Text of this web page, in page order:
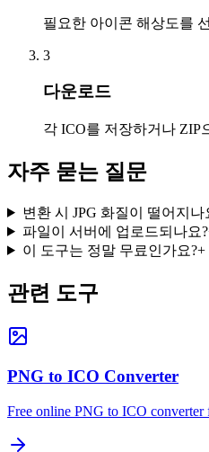
필요한 아이콘 해상도를
3
다운로드
각 ICO를 저장하거나 ZIP
자주 묻는 질문
변환 시 JPG 화질이 떨어지나
파일이 서버에 업로드되나요?
이 도구는 정말 무료인가요?+
관련 도구
PNG to ICO Converter
Free online PNG to ICO converter